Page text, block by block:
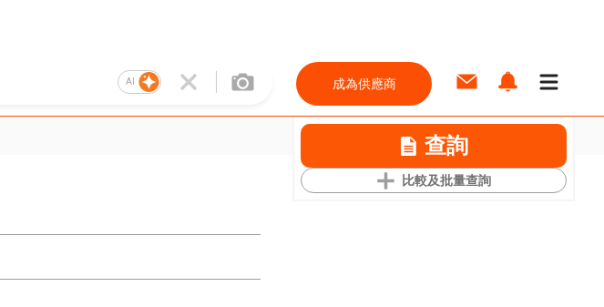
AI 成為供應商
查詢
比較及批量查詢